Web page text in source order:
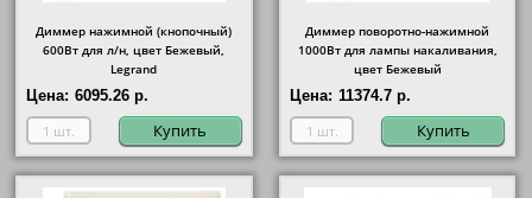
Диммер нажимной (кнопочный)
600Вт для л/н, цвет Бежевый,
Legrand
Цена: 6095.26 р.
Купить
Диммер поворотно-нажимной
1000Вт для лампы накаливания,
цвет Бежевый
Цена: 11374.7 р.
Купить